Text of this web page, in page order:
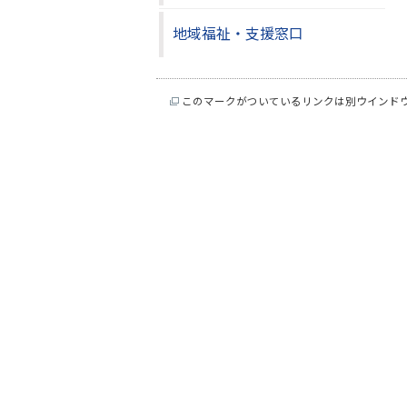
地域福祉・支援窓口
このマークがついているリンクは別ウインド